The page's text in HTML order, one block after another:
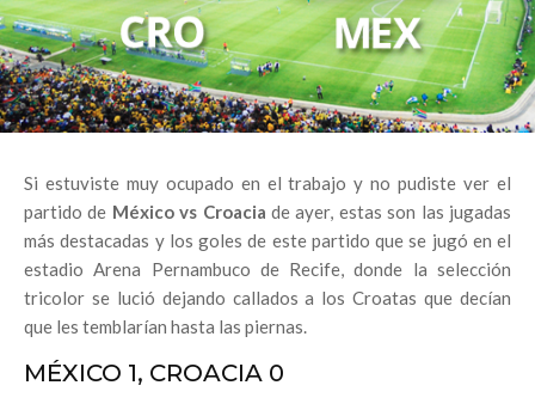
Si estuviste muy ocupado en el trabajo y no pudiste ver el
partido de México vs Croacia de ayer, estas son las jugadas
más destacadas y los goles de este partido que se jugó en el
estadio Arena Pernambuco de Recife, donde la selección
tricolor se lució dejando callados a los Croatas que decían
que les temblarían hasta las piernas.
MÉXICO 1, CROACIA 0